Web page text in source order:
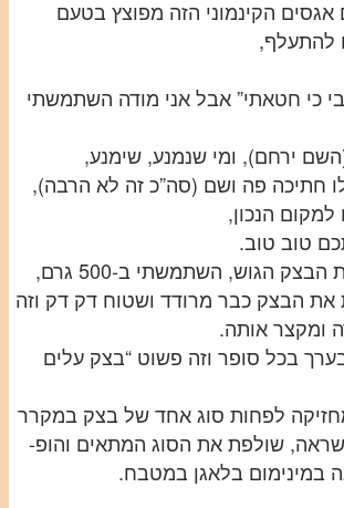
הקינמוני הזה מפוצץ בטעם
להתעלף,
כי חטאתי” אבל אני מודה השתמשתי
ירחם), ומי שנמנע, שימנע,
חתיכה פה ושם (סה”כ זה לא הרבה),
הנכון,
טוב טוב.
אז הפעם קניתי את הבצק הגוש, השתמשתי ב-500 גרם,
הבצק כבר מרודד ושטוח דק דק וזה
ומקצר אותה.
בכל סופר וזה פשוט “בצק עלים
לפחות סוג אחד של בצק במקרר
שולפת את הסוג המתאים והופ-
במינימום בלאגן במטבח.